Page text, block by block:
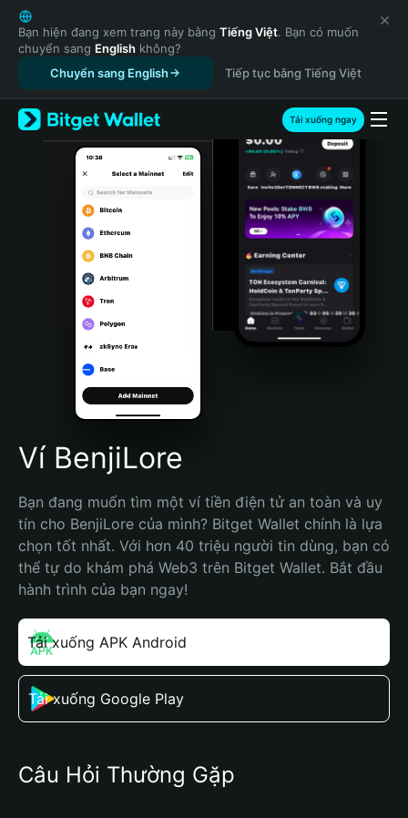
English
日本語
Tiếng Việt
Русский
Español (Latinoamérica)
Türkçe
Italiano
Português (Portugal)
Bahasa Indonesia
Português (Brasil)
Español (Argentina)
Bạn hiện đang xem trang này bằng Tiếng Việt. Bạn có muốn
chuyển sang English không?
Chuyển sang English
Tiếp tục bằng Tiếng Việt
Tải xuống ngay
Ví BenjiLore
Bạn đang muốn tìm một ví tiền điện tử an toàn và uy
tín cho BenjiLore của mình? Bitget Wallet chính là lựa
chọn tốt nhất. Với hơn 40 triệu người tin dùng, bạn có
thể tự do khám phá Web3 trên Bitget Wallet. Bắt đầu
hành trình của bạn ngay!
Tải xuống APK Android
Tải xuống Google Play
Câu Hỏi Thường Gặp